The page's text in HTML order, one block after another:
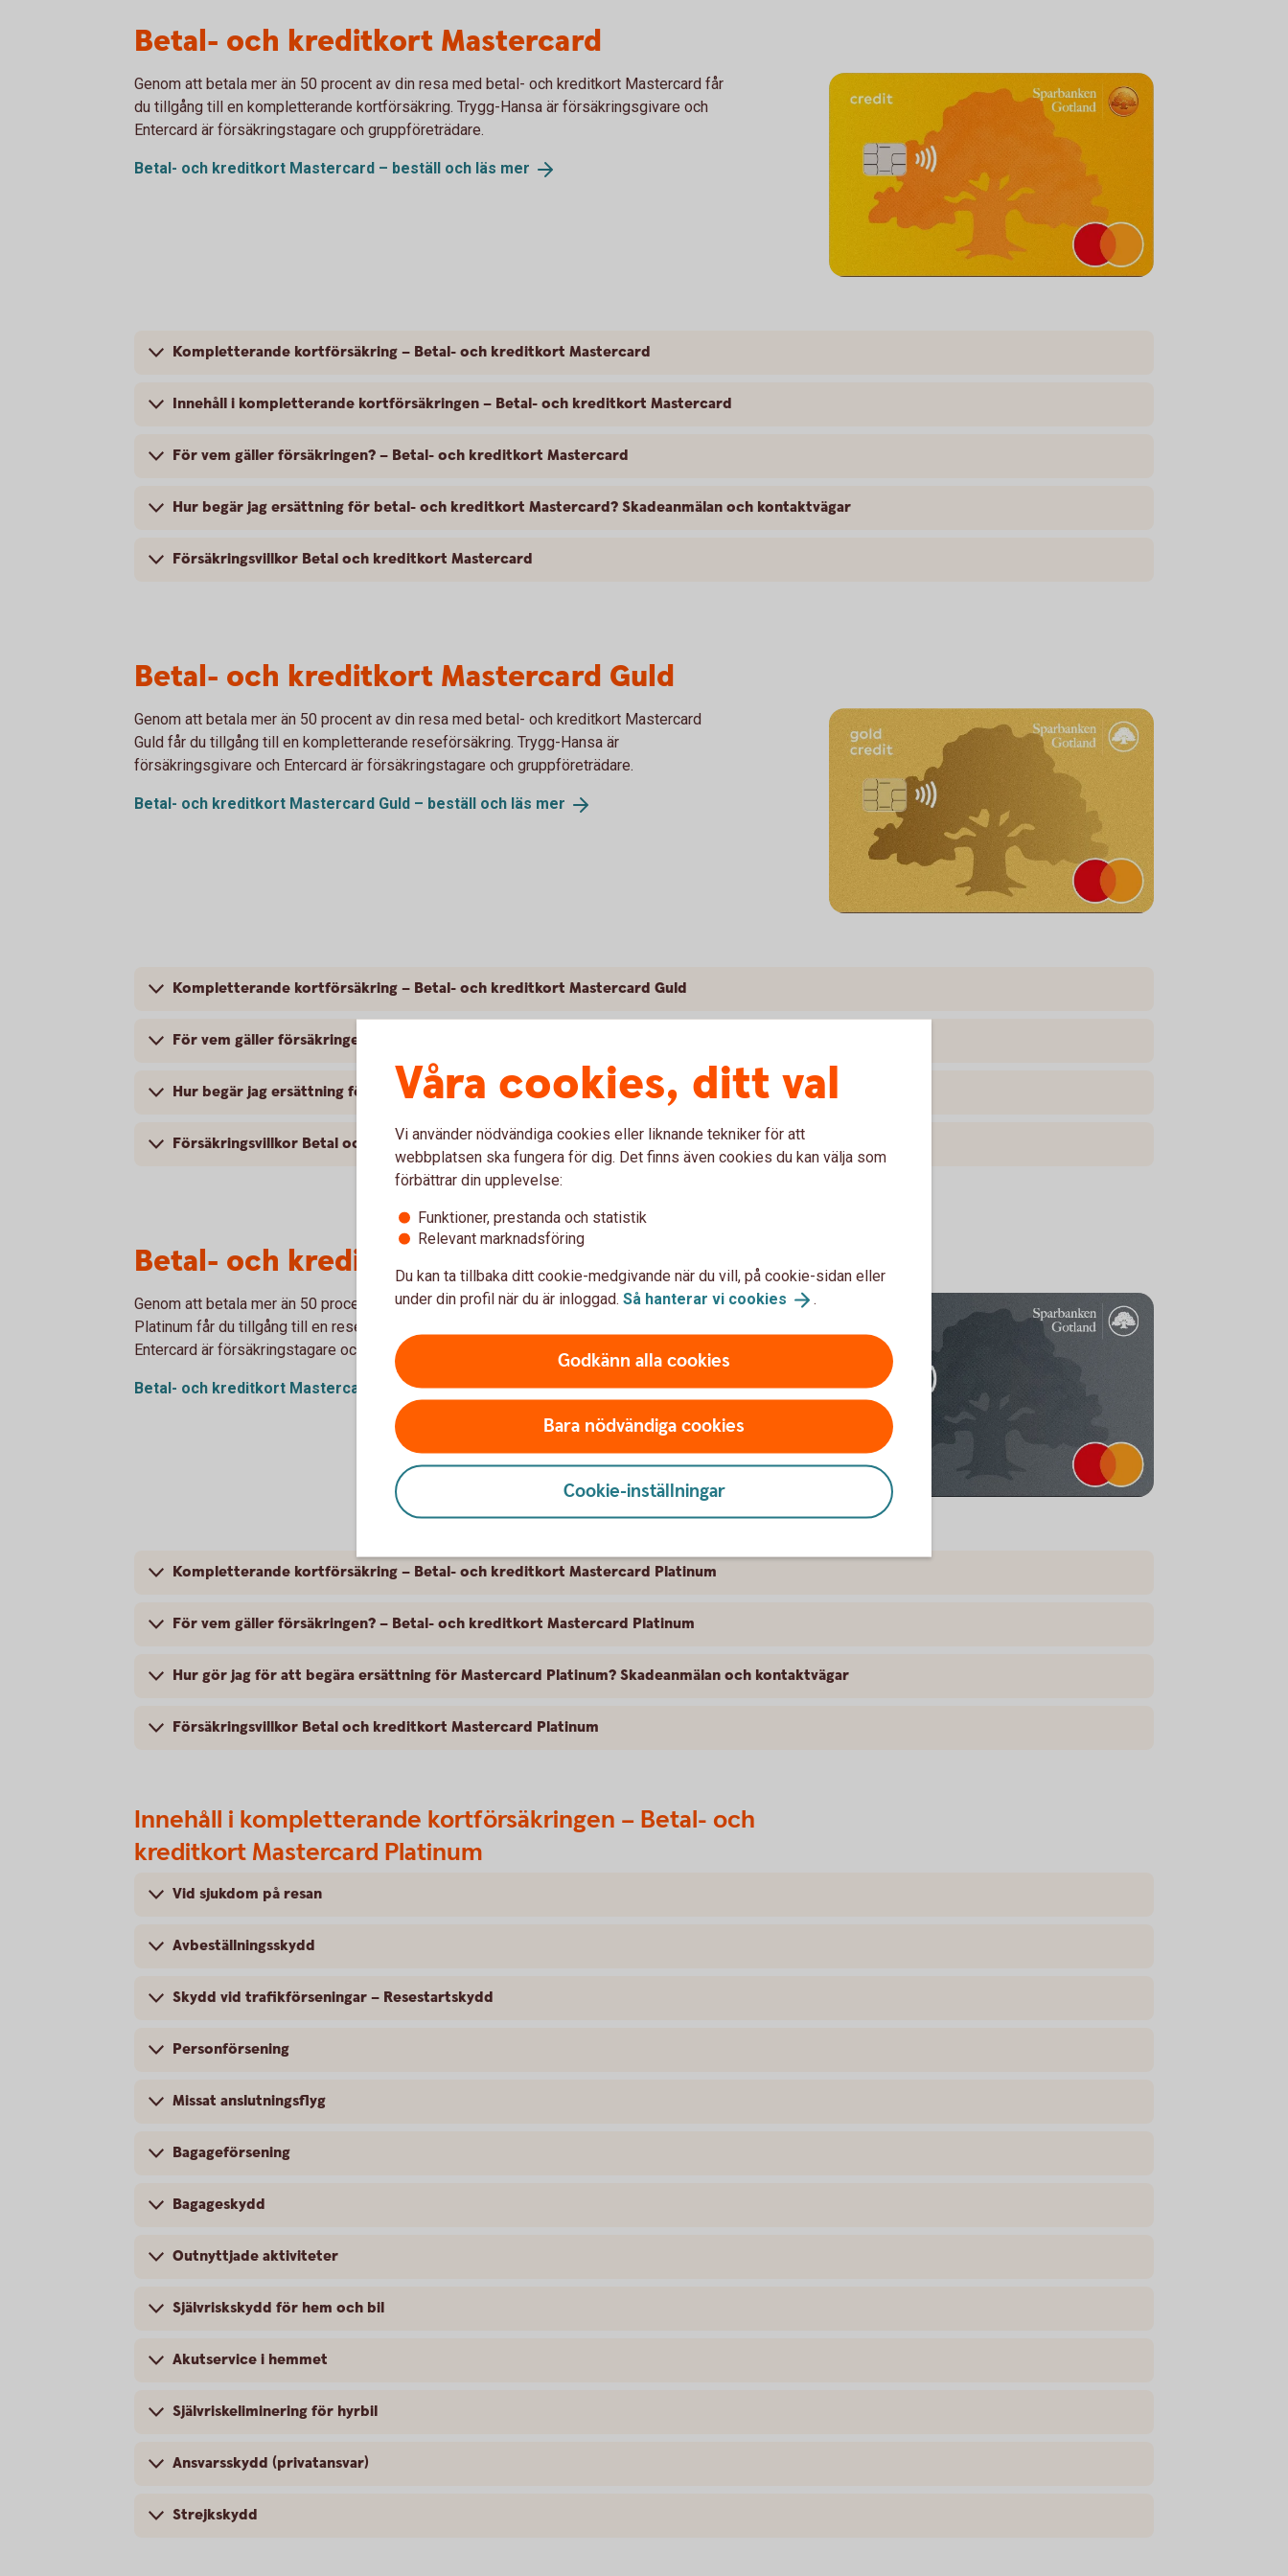
Betal- och kreditkort Mastercard
Genom att betala mer än 50 procent av din resa med betal- och kreditkort Mastercard får
du tillgång till en kompletterande kortförsäkring. Trygg-Hansa är försäkringsgivare och
Entercard är försäkringstagare och gruppföreträdare.
Betal- och kreditkort Mastercard – beställ och läs mer
Kompletterande kortförsäkring – Betal- och kreditkort Mastercard
Innehåll i kompletterande kortförsäkringen – Betal- och kreditkort Mastercard
För vem gäller försäkringen? – Betal- och kreditkort Mastercard
Hur begär jag ersättning för betal- och kreditkort Mastercard? Skadeanmälan och kontaktvägar
Försäkringsvillkor Betal och kreditkort Mastercard
Betal- och kreditkort Mastercard Guld
Genom att betala mer än 50 procent av din resa med betal- och kreditkort Mastercard
Guld får du tillgång till en kompletterande reseförsäkring. Trygg-Hansa är
försäkringsgivare och Entercard är försäkringstagare och gruppföreträdare.
Betal- och kreditkort Mastercard Guld – beställ och läs mer
Kompletterande kortförsäkring – Betal- och kreditkort Mastercard Guld
För vem gäller försäkringen? – Betal- och kreditkort Mastercard Guld
Hur begär jag ersättning för Mastercard Guld? Skadeanmälan och kontaktvägar
Försäkringsvillkor Betal och kreditkort Mastercard Guld
Betal- och kreditkort Mastercard Platinum
Genom att betala mer än 50 procent av din resa med betal- och kreditkort Mastercard
Platinum får du tillgång till en reseförsäkring. Trygg-Hansa är försäkringsgivare och
Entercard är försäkringstagare och gruppföreträdare.
Betal- och kreditkort Mastercard Platinum – beställ och läsmer
Kompletterande kortförsäkring – Betal- och kreditkort Mastercard Platinum
För vem gäller försäkringen? – Betal- och kreditkort Mastercard Platinum
Hur gör jag för att begära ersättning för Mastercard Platinum? Skadeanmälan och kontaktvägar
Försäkringsvillkor Betal och kreditkort Mastercard Platinum
Innehåll i kompletterande kortförsäkringen – Betal- och
kreditkort Mastercard Platinum
Vid sjukdom på resan
Avbeställningsskydd
Skydd vid trafikförseningar – Resestartskydd
Personförsening
Missat anslutningsflyg
Bagageförsening
Bagageskydd
Outnyttjade aktiviteter
Självriskskydd för hem och bil
Akutservice i hemmet
Självriskeliminering för hyrbil
Ansvarsskydd (privatansvar)
Strejkskydd
Våra cookies, ditt val
Vi använder nödvändiga cookies eller liknande tekniker för att
webbplatsen ska fungera för dig. Det finns även cookies du kan välja som
förbättrar din upplevelse:
Funktioner, prestanda och statistik
Relevant marknadsföring
Du kan ta tillbaka ditt cookie-medgivande när du vill, på cookie-sidan eller
under din profil när du är inloggad. Så hanterar vi cookies .
Godkänn alla cookies
Bara nödvändiga cookies
Cookie-inställningar